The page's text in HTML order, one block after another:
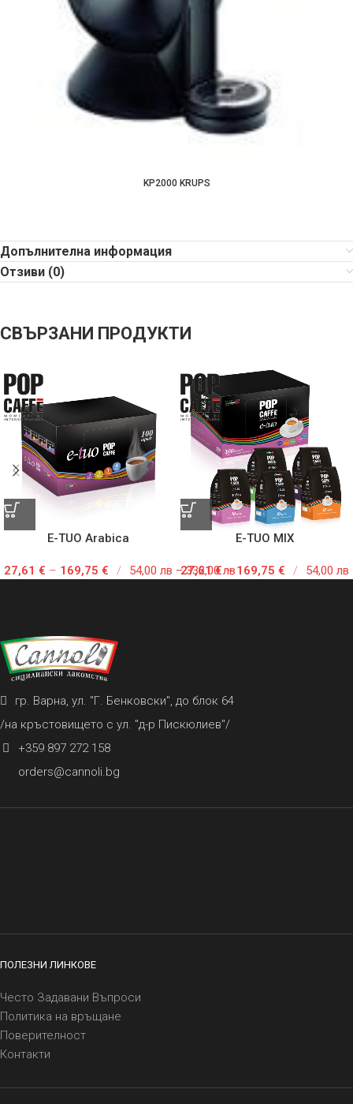
KP2000 KRUPS
Допълнителна информация
Отзиви (0)
СВЪРЗАНИ ПРОДУКТИ
E-TUO Arabica
27,61 € – 169,75 € / 54,00 лв – 332,00 лв
E-TUO MIX
27,61€–169,75 € / 54,00
гр. Варна, ул. "Г. Бенковски", до блок 64
/на кръстовището с ул. "д-р Пискюлиев"/
+359 897 272 158
orders@cannoli.bg
ПОЛЕЗНИ ЛИНКОВЕ
Често Задавани Въпроси
Политика на връщане
Поверителност
Контакти